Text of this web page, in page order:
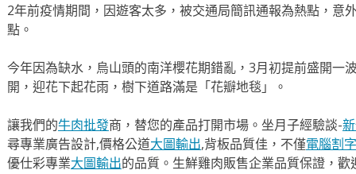
2年前疫情期間，因遊客太多，被交通局簡訊通報為熱點，意
點。
今年因為缺水，烏山頭的南洋櫻花期錯亂，3月初提前盛開一
開，迎花下起花雨，樹下道路滿是「花瓣地毯」。
讓我們的牛肉批發商，替您的產品打開市場。坐月子經驗談-
尋專業廣告設計,價格公道大圖輸出,背板品質佳，不僅電腦割字
優仕彩專業大圖輸出的品質。生鮮雞肉販售企業品質保證，歡